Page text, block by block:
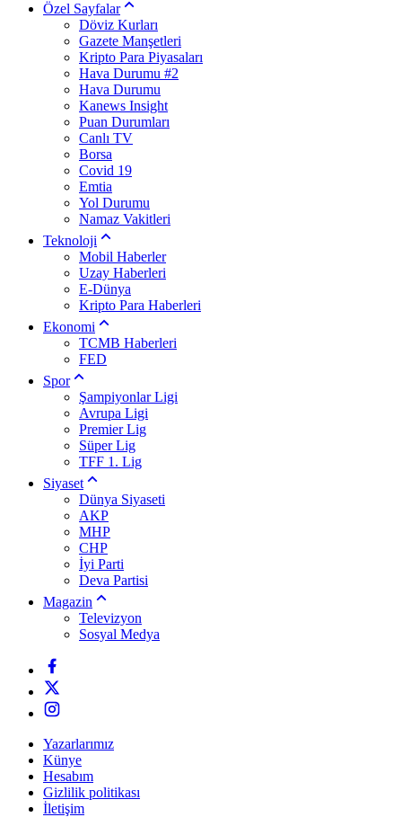
Özel Sayfalar
Döviz Kurları
Gazete Manşetleri
Kripto Para Piyasaları
Hava Durumu #2
Hava Durumu
Kanews Insight
Puan Durumları
Canlı TV
Borsa
Covid 19
Emtia
Yol Durumu
Namaz Vakitleri
Teknoloji
Mobil Haberler
Uzay Haberleri
E-Dünya
Kripto Para Haberleri
Ekonomi
TCMB Haberleri
FED
Spor
Şampiyonlar Ligi
Avrupa Ligi
Premier Lig
Süper Lig
TFF 1. Lig
Siyaset
Dünya Siyaseti
AKP
MHP
CHP
İyi Parti
Deva Partisi
Magazin
Televizyon
Sosyal Medya
Yazarlarımız
Künye
Hesabım
Gizlilik politikası
İletişim